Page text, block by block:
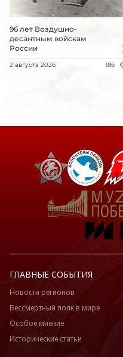
96 лет Воздушно-
десантным войскам
России
2 августа 2026 186
ГЛАВНЫЕ СОБЫТИЯ
Новости регионов
Бессмертный полк в мире
Особое мнение
Исторические статьи